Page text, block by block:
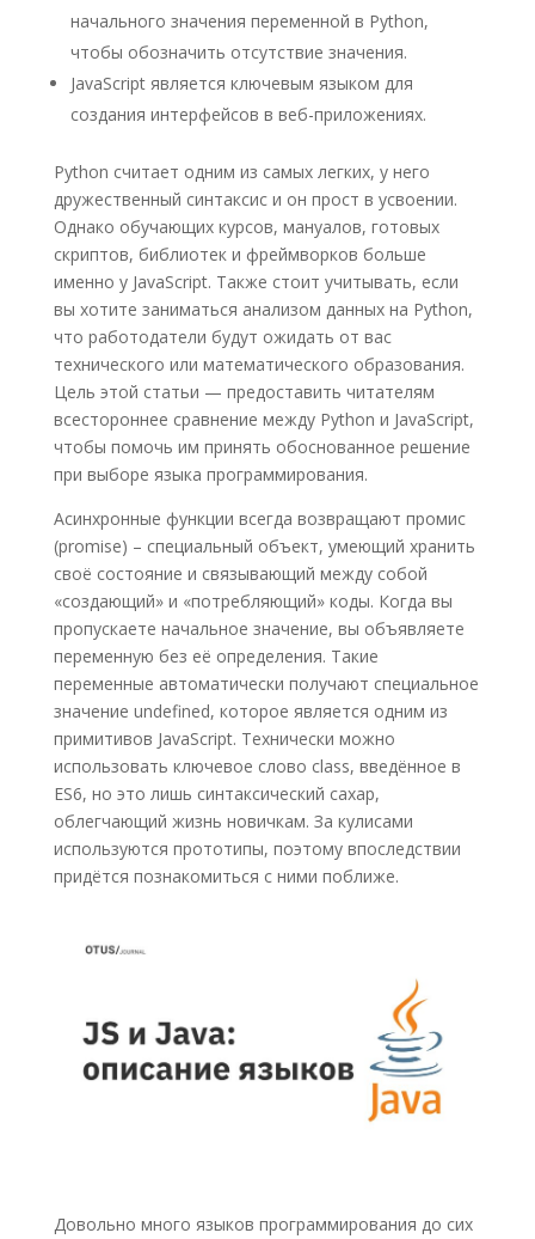
начального значения переменной в Python,
чтобы обозначить отсутствие значения.
JavaScript является ключевым языком для
создания интерфейсов в веб-приложениях.
Python считает одним из самых легких, у него
дружественный синтаксис и он прост в усвоении.
Однако обучающих курсов, мануалов, готовых
скриптов, библиотек и фреймворков больше
именно у JavaScript. Также стоит учитывать, если
вы хотите заниматься анализом данных на Python,
что работодатели будут ожидать от вас
технического или математического образования.
Цель этой статьи — предоставить читателям
всестороннее сравнение между Python и JavaScript,
чтобы помочь им принять обоснованное решение
при выборе языка программирования.
Асинхронные функции всегда возвращают промис
(promise) – специальный объект, умеющий хранить
своё состояние и связывающий между собой
«создающий» и «потребляющий» коды. Когда вы
пропускаете начальное значение, вы объявляете
переменную без её определения. Такие
переменные автоматически получают специальное
значение undefined, которое является одним из
примитивов JavaScript. Технически можно
использовать ключевое слово class, введённое в
ES6, но это лишь синтаксический сахар,
облегчающий жизнь новичкам. За кулисами
используются прототипы, поэтому впоследствии
придётся познакомиться с ними поближе.
Довольно много языков программирования до сих